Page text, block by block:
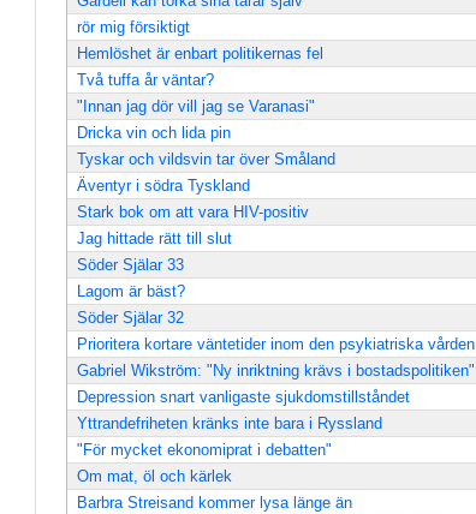
rör mig försiktigt
Hemlöshet är enbart politikernas fel
Två tuffa år väntar?
"Innan jag dör vill jag se Varanasi"
Dricka vin och lida pin
Tyskar och vildsvin tar över Småland
Äventyr i södra Tyskland
Stark bok om att vara HIV-positiv
Jag hittade rätt till slut
Söder Själar 33
Lagom är bäst?
Söder Själar 32
Prioritera kortare väntetider inom den psykiatriska vården
Gabriel Wikström: "Ny inriktning krävs i bostadspolitiken"
Depression snart vanligaste sjukdomstillståndet
Yttrandefriheten kränks inte bara i Ryssland
"För mycket ekonomiprat i debatten"
Om mat, öl och kärlek
Barbra Streisand kommer lysa länge än